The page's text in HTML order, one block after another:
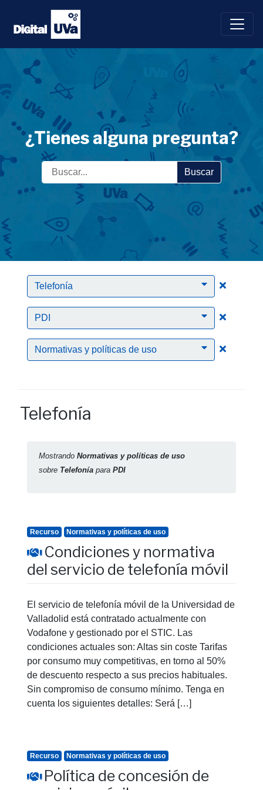
Saltar
contenido
¿Tienes alguna pregunta?
Buscar
Telefonía Clic
PDI Clic
Normativas y políticas de uso Clic
Telefonía
Mostrando Normativas y políticas de uso
sobre Telefonía para PDI
Recurso Normativas y políticas de uso
Condiciones y normativa
del servicio de telefonía móvil
El servicio de telefonía móvil de la Universidad de
Valladolid está contratado actualmente con
Vodafone y gestionado por el STIC. Las
condiciones actuales son: Altas sin coste Tarifas
por consumo muy competitivas, en torno al 50%
de descuento respecto a sus precios habituales.
Sin compromiso de consumo mínimo. Tenga en
cuenta los siguientes detalles: Será […]
Recurso Normativas y políticas de uso
Política de concesión de